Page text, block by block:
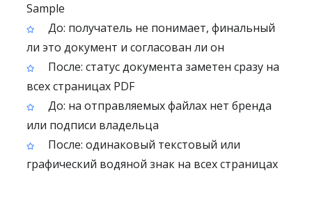
Sample
До: получатель не понимает, финальный
ли это документ и согласован ли он
После: статус документа заметен сразу на
всех страницах PDF
До: на отправляемых файлах нет бренда
или подписи владельца
После: одинаковый текстовый или
графический водяной знак на всех страницах